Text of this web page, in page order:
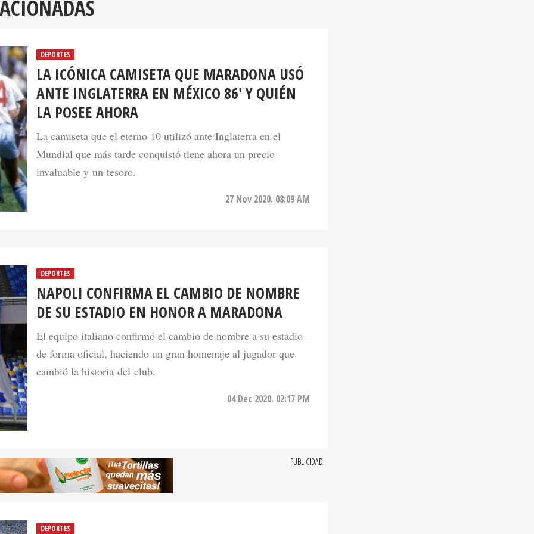
DEPORTES
LA ICÓNICA CAMISETA QUE MARADONA USÓ
ANTE INGLATERRA EN MÉXICO 86' Y QUIÉN
LA POSEE AHORA
La camiseta que el eterno 10 utilizó ante Inglaterra en el
Mundial que más tarde conquistó tiene ahora un precio
invaluable y un tesoro.
27 Nov 2020. 08:09 AM
DEPORTES
NAPOLI CONFIRMA EL CAMBIO DE NOMBRE
DE SU ESTADIO EN HONOR A MARADONA
El equipo italiano confirmó el cambio de nombre a su estadio
de forma oficial, haciendo un gran homenaje al jugador que
cambió la historia del club.
04 Dec 2020. 02:17 PM
DEPORTES